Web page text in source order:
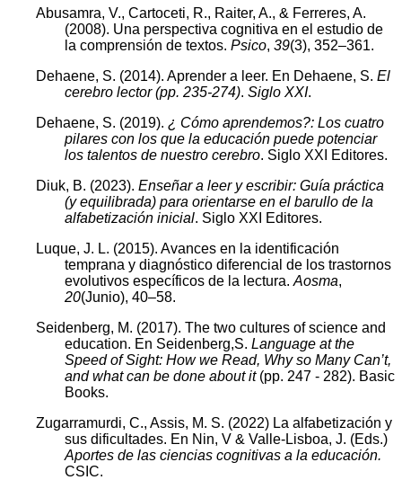
Abusamra, V., Cartoceti, R., Raiter, A., & Ferreres, A.
(2008). Una perspectiva cognitiva en el estudio de
la comprensión de textos. Psico, 39(3), 352–361.
Dehaene, S. (2014). Aprender a leer. En Dehaene, S. El
cerebro lector (pp. 235-274). Siglo XXI.
Dehaene, S. (2019). ¿ Cómo aprendemos?: Los cuatro
pilares con los que la educación puede potenciar
los talentos de nuestro cerebro. Siglo XXI Editores.
Diuk, B. (2023). Enseñar a leer y escribir: Guía práctica
(y equilibrada) para orientarse en el barullo de la
alfabetización inicial. Siglo XXI Editores.
Luque, J. L. (2015). Avances en la identificación
temprana y diagnóstico diferencial de los trastornos
evolutivos específicos de la lectura. Aosma,
20(Junio), 40–58.
Seidenberg, M. (2017). The two cultures of science and
education. En Seidenberg,S. Language at the
Speed of Sight: How we Read, Why so Many Can’t,
and what can be done about it (pp. 247 - 282). Basic
Books.
Zugarramurdi, C., Assis, M. S. (2022) La alfabetización y
sus dificultades. En Nin, V & Valle-Lisboa, J. (Eds.)
Aportes de las ciencias cognitivas a la educación.
CSIC.